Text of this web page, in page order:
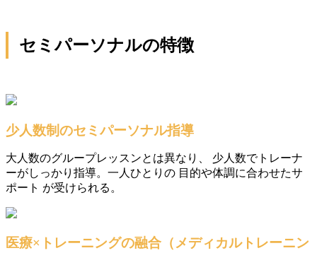
セミパーソナルの特徴
少人数制のセミパーソナル指導
大人数のグループレッスンとは異なり、 少人数でトレーナ
ーがしっかり指導。一人ひとりの 目的や体調に合わせたサ
ポート が受けられる。
医療×トレーニングの融合（メディカルトレーニン